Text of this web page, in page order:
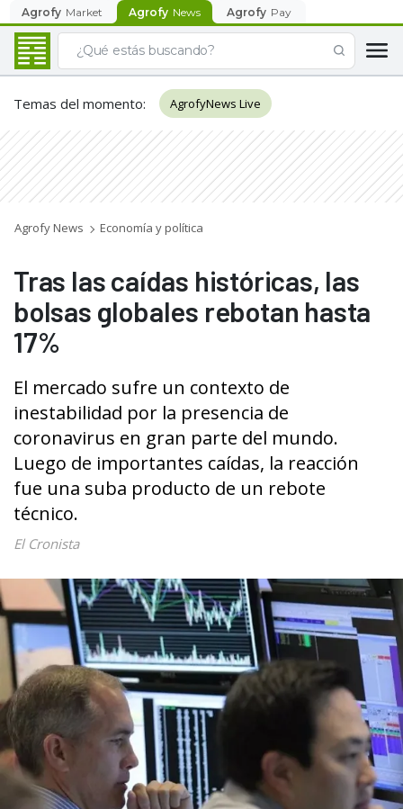
Agrofy Market Agrofy News Agrofy Pay
Temas del momento: AgrofyNews Live
Agrofy News Economía y política
Tras las caídas históricas, las
bolsas globales rebotan hasta
17%
El mercado sufre un contexto de
inestabilidad por la presencia de
coronavirus en gran parte del mundo.
Luego de importantes caídas, la reacción
fue una suba producto de un rebote
técnico.
El Cronista